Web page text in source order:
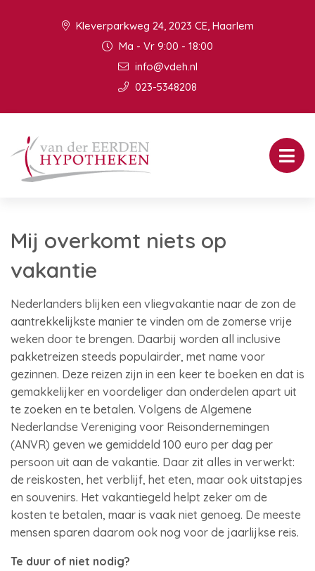
Kleverparkweg 24, 2023 CE, Haarlem
Ma - Vr 9:00 - 18:00
info@vdeh.nl
023-5348208
Mij overkomt niets op
vakantie
Nederlanders blijken een vliegvakantie naar de zon de
aantrekkelijkste manier te vinden om de zomerse vrije
weken door te brengen. Daarbij worden all inclusive
pakketreizen steeds populairder, met name voor
gezinnen. Deze reizen zijn in een keer te boeken en dat is
gemakkelijker en voordeliger dan onderdelen apart uit
te zoeken en te betalen. Volgens de Algemene
Nederlandse Vereniging voor Reisondernemingen
(ANVR) geven we gemiddeld 100 euro per dag per
persoon uit aan de vakantie. Daar zit alles in verwerkt:
de reiskosten, het verblijf, het eten, maar ook uitstapjes
en souvenirs. Het vakantiegeld helpt zeker om de
kosten te betalen, maar is vaak niet genoeg. De meeste
mensen sparen daarom ook nog voor de jaarlijkse reis.
Te duur of niet nodig?